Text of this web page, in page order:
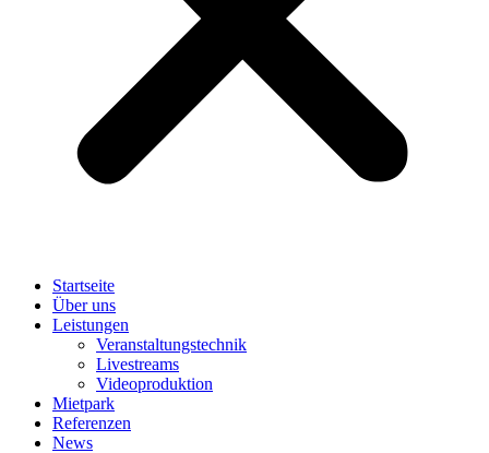
Startseite
Über uns
Leistungen
Veranstaltungstechnik
Livestreams
Videoproduktion
Mietpark
Referenzen
News